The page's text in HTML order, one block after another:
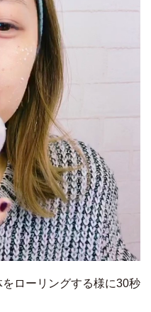
ローリングする様に30秒